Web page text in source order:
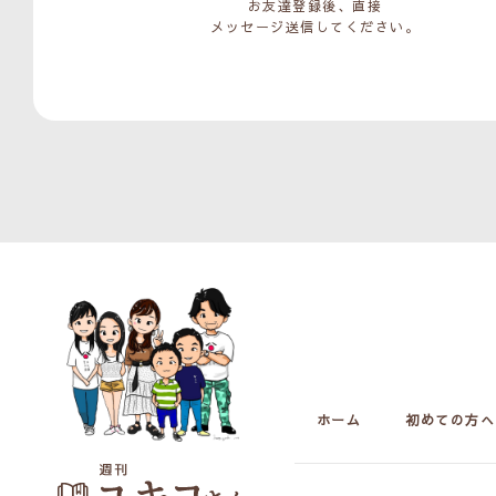
お友達登録後、直接
メッセージ送信してください。
ホーム 初めての方へ